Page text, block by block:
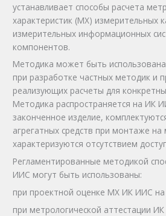
устанавливает способы расчета
характеристик (MX) измерительных
измерительных информационных
компонентов.
Методика может быть
при разработке частных методик и
реализующих расчеты для
Методика распространяется на ИК
законченное изделие,
агрегатных средств при монтаже на
характеризуются отсутствием
Регламентированные методикой
ИИС могут быть использованы:
при проектной оценке MX ИК ИИС на
при метрологической аттестации